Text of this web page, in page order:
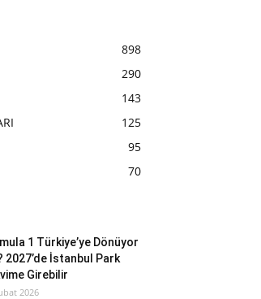
898
290
143
125
95
70
1 Türkiye’ye Dönüyor
2027’de İstanbul Park
Girebilir
2026